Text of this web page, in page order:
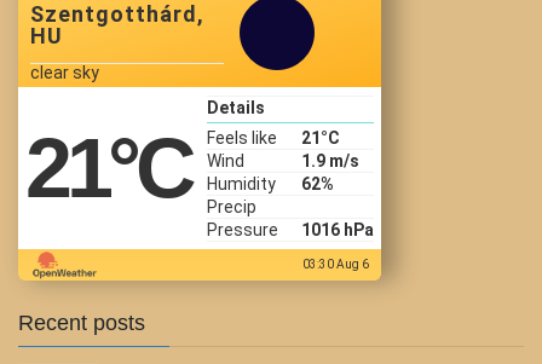
Szentgotthárd,
HU
clear sky
21°C
Details
Feels like
21°C
Wind
1.9 m/s
Humidity
62%
Precip
Pressure
1016 hPa
03:30 Aug 6
Recent posts